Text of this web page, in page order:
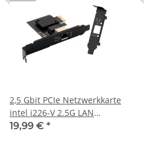
2,5 Gbit PCIe Netzwerkkarte
intel i226-V 2.5G LAN
Ethernet Interface 2.5Gbps
19,99 € *